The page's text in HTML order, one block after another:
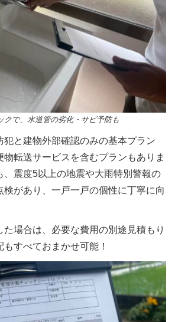
クで、水道管の劣化・サビ予防も
犯と建物外部確認のみの基本プラン
物転送サービスを含むプランもありま
、震度5以上の地震や大雨特別警報の
検があり、一戸一戸の個性に丁寧に向
た場合は、必要な費用の別途見積もり
すべておまかせ可能！